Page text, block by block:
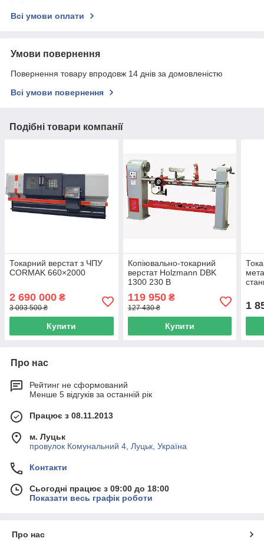
Всі умови оплати
Умови повернення
Повернення товару впродовж 14 днів за домовленістю
Всі умови повернення
Подібні товари компанії
Токарний верстат з ЧПУ
CORMAK 660×2000
2 690 000 ₴
3 093 500 ₴
Купити
Копіювально-токарний
верстат Holzmann DBK
1300 230 В
119 950₴
127 430 ₴
Купити
1
Про нас
Рейтинг не сформований
Менше 5 відгуків за останній рік
Працює з 08.11.2013
м. Луцьк
провулок Комунальний 4, Луцьк, Україна
Контакти
Сьогодні працює з 09:00 до 18:00
Показати весь графік роботи
Про нас